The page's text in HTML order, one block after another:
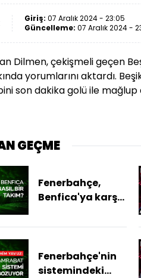
Giriş: 07 Aralık 2024 - 23:05
Güncelleme: 07 Aralık 2024 -
Dilmen, çekişmeli geçen
yorumlarını aktardı.
son dakika golü ile mağlup
GEÇME
Fenerbahçe,
Benfica'ya karşı
dikkat etmeli?
Fenerbahçe'nin
sistemindeki